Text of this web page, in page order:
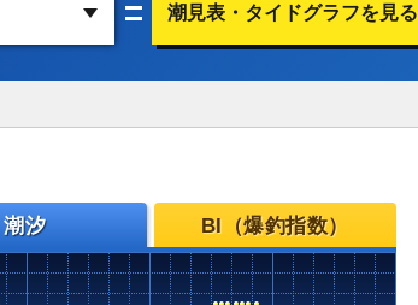
潮見表・タイドグラフを見る
潮汐 BI（爆釣指数）